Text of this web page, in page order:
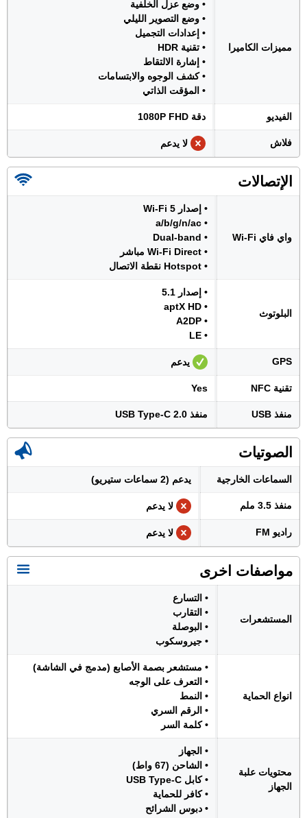
مميزات الكاميرا
• وضع عزل الخلفية
• وضع التصوير الليلي
• إعدادات التجميل
• تقنية HDR
• إشارة الالتقاط
• كشف الوجوه والابتسامات
• المؤقت الذاتي
الفيديو دقة 1080P FHD
فلاش لا يدعم
الإتصالات
واي فاي Wi-Fi
• إصدار Wi-Fi 5
• a/b/g/n/ac
• Dual-band
• Wi-Fi Direct مباشر
• Hotspot نقطة الاتصال
البلوتوث
• إصدار 5.1
• aptX HD
• A2DP
• LE
GPS يدعم
تقنية NFC Yes
منفذ USB منفذ USB Type-C 2.0
الصوتيات
السماعات الخارجية يدعم (2 سماعات ستيريو)
منفذ 3.5 ملم لا يدعم
راديو FM لا يدعم
مواصفات اخرى
المستشعرات
• التسارع
• التقارب
• البوصلة
• جيروسكوب
انواع الحماية
• مستشعر بصمة الأصابع (مدمج في الشاشة)
• التعرف على الوجه
• النمط
• الرقم السري
• كلمة السر
محتويات علبة
الجهاز
• الجهاز
• الشاحن (67 واط)
• كابل USB Type-C
• كافر للحماية
• دبوس الشرائح